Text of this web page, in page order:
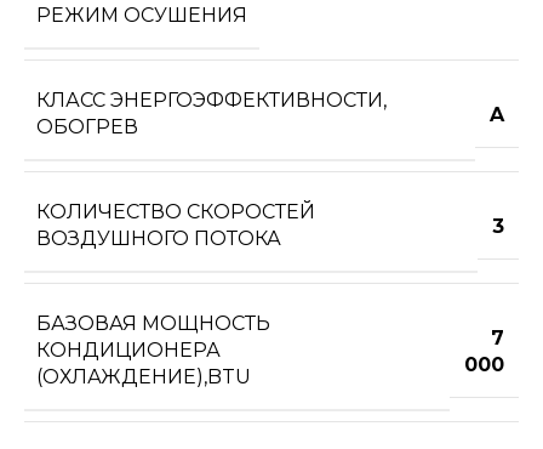
РЕЖИМ ОСУШЕНИЯ
КЛАСС ЭНЕРГОЭФФЕКТИВНОСТИ,
ОБОГРЕВ
A
КОЛИЧЕСТВО СКОРОСТЕЙ
ВОЗДУШНОГО ПОТОКА
3
БАЗОВАЯ МОЩНОСТЬ
КОНДИЦИОНЕРА
(ОХЛАЖДЕНИЕ),BTU
7
000